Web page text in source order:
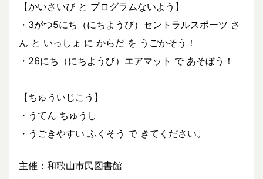
【かいさいび と プログラムないよう】
・3がつ5にち（にちようび）セントラルスポーツ さ
ん と いっしょ に からだ を うごかそう！
・26にち（にちようび）エアマット で あそぼう！
【ちゅういじこう】
・うてん ちゅうし
・うごきやすい ふくそう で きてください。
主催：和歌山市民図書館